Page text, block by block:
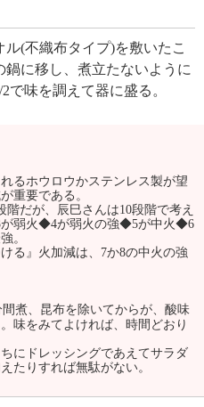
(不織布タイプ)を敷いたこ
鍋に移し、煮立たないように
で味を調えて器に盛る。
るホウロウかステンレス製が望
重要である。
だが、辰巳さんは10段階で考え
が弱火◆4が弱火の強◆5が中火◆6
。
る』火加減は、7か8の中火の強
煮、昆布を除いてからが、酸味
味をみてよければ、時間どおり
にドレッシングであえてサラダ
たりすれば無駄がない。